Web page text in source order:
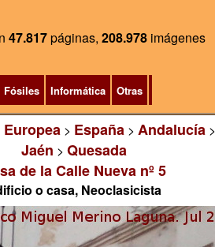
47.817páginas, 208.978 imágenes
Fósiles Informática Otras
> España> Andalucía>
Jaén > Quesada
de la Calle Nueva nº 5
o casa, Neoclasicista